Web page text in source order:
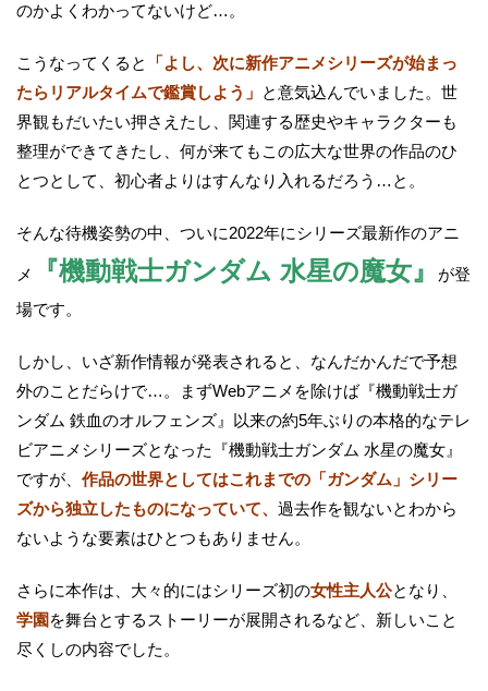
のかよくわかってないけど…。
こうなってくると
「よし、次に新作アニメシリーズが始まっ
たらリアルタイムで鑑賞しよう」 と意気込んでいました。世
界観もだいたい押さえたし、関連する歴史やキャラクターも
整理ができてきたし、何が来てもこの広大な世界の作品のひ
とつとして、初心者よりはすんなり入れるだろう…と。
そんな待機姿勢の中、ついに2022年にシリーズ最新作のアニ
メ 『機動戦士ガンダム 水星の魔女』
が登
場です。
しかし、いざ新作情報が発表されると、なんだかんだで予想
外のことだらけで…。まずWebアニメを除けば『機動戦士ガ
ンダム 鉄血のオルフェンズ』以来の約5年ぶりの本格的なテレ
ビアニメシリーズとなった『機動戦士ガンダム 水星の魔女』
ですが、 作品の世界としてはこれまでの「ガンダム」シリー
ズから独立したものになっていて、 過去作を観ないとわから
ないような要素はひとつもありません。
さらに本作は、大々的にはシリーズ初の女性主人公となり、
学園 を舞台とするストーリーが展開されるなど、新しいこと
尽くしの内容でした。